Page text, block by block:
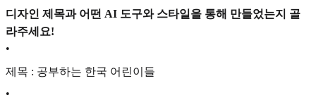
디자인 제목과 어떤 AI 도구와 스타일을 통해 만들었는지 골
라주세요!
•
제목 : 공부하는 한국 어린이들
•